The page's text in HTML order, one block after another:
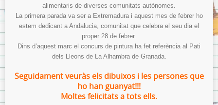
Normes del menjador.
Model de tíquet de menjador.
ITACA per les famílies
alimentaris de diverses comunitats autònomes.
La primera parada va ser a Extremadura i aquest mes de febrer ho
estem dedicant a Andalucia, comunitat que celebra el seu dia el
proper 28 de febrer.
Dins d’aquest marc el concurs de pintura ha fet referència al Pati
dels Lleons de La Alhambra de Granada.
Seguidament veuràs els dibuixos i les persones que
ho han guanyat!!!
Moltes felicitats a tots ells.